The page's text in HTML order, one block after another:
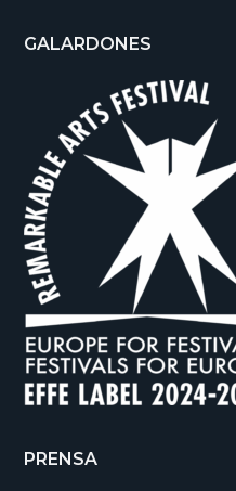
GALARDONES
PRENSA